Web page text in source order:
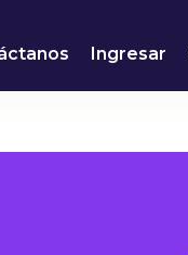
Ingresar